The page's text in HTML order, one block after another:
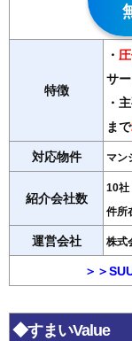
特徴
・
サ
・
まで
対応物件 マン
紹介会社数
10社
件所
運営会社 株式
＞＞
◆すまいValue